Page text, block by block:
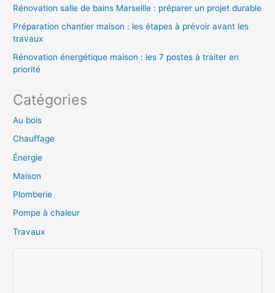
Rénovation salle de bains Marseille : préparer un projet durable
Préparation chantier maison : les étapes à prévoir avant les
travaux
Rénovation énergétique maison : les 7 postes à traiter en
priorité
Catégories
Au bois
Chauffage
Énergie
Maison
Plomberie
Pompe à chaleur
Travaux